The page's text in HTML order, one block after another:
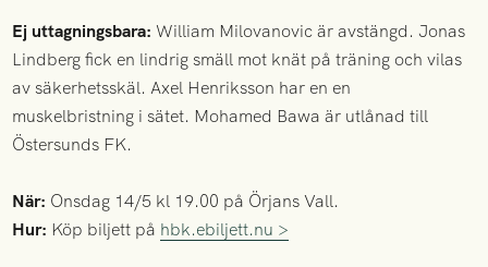
Ej uttagningsbara: William Milovanovic är avstängd. Jonas
Lindberg fick en lindrig smäll mot knät på träning och vilas
av säkerhetsskäl. Axel Henriksson har en en
muskelbristning i sätet. Mohamed Bawa är utlånad till
Östersunds FK.
När: Onsdag 14/5 kl 19.00 på Örjans Vall.
Hur: Köp biljett på hbk.ebiljett.nu >